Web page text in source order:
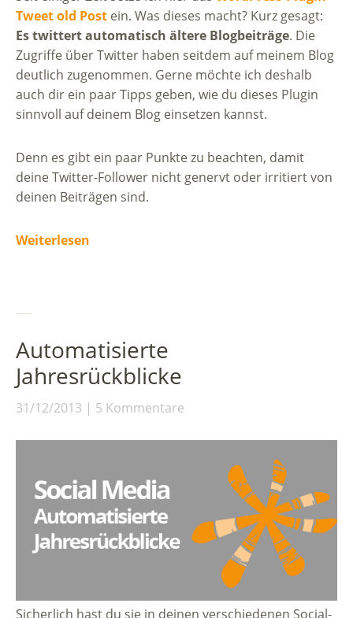
Tweet old Post ein. Was dieses macht? Kurz gesagt:
Es twittert automatisch ältere Blogbeiträge. Die
Zugriffe über Twitter haben seitdem auf meinem Blog
deutlich zugenommen. Gerne möchte ich deshalb
auch dir ein paar Tipps geben, wie du dieses Plugin
sinnvoll auf deinem Blog einsetzen kannst.
Denn es gibt ein paar Punkte zu beachten, damit
deine Twitter-Follower nicht genervt oder irritiert von
deinen Beiträgen sind.
Weiterlesen
Automatisierte
Jahresrückblicke
31/12/2013 5 Kommentare
Sicherlich hast du sie in deinen verschiedenen Social-